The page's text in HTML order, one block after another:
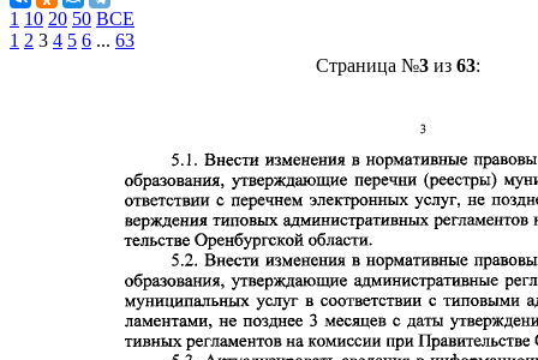
1 10 20 50 ВСЕ
1 2 3 4 5 6 ... 63
Страница №3из 63: